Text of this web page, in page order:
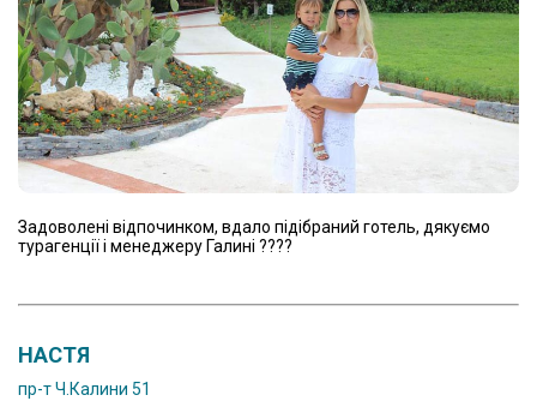
Задоволені відпочинком, вдало підібраний готель, дякуємо
турагенції і менеджеру Галині ????
НАСТЯ
пр-т Ч.Калини 51